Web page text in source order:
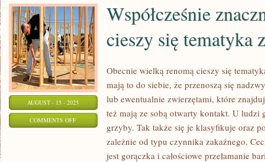
AUGUST - 15 - 2025
COMMENTS OFFON
WSPÓŁCZEŚNIE
Współcześnie
cieszy się tematyka
Obecnie wielką renomą cieszy się
mają to do siebie, że przenoszą się
lub ewentualnie zwierzętami, które
też mają ze sobą otwarty kontakt. U ludzi
grzyby. Tak także się je klasyfikuje oraz
zależnie od typu czynnika zakaźnego.
jest gorączka i całościowe przełamanie